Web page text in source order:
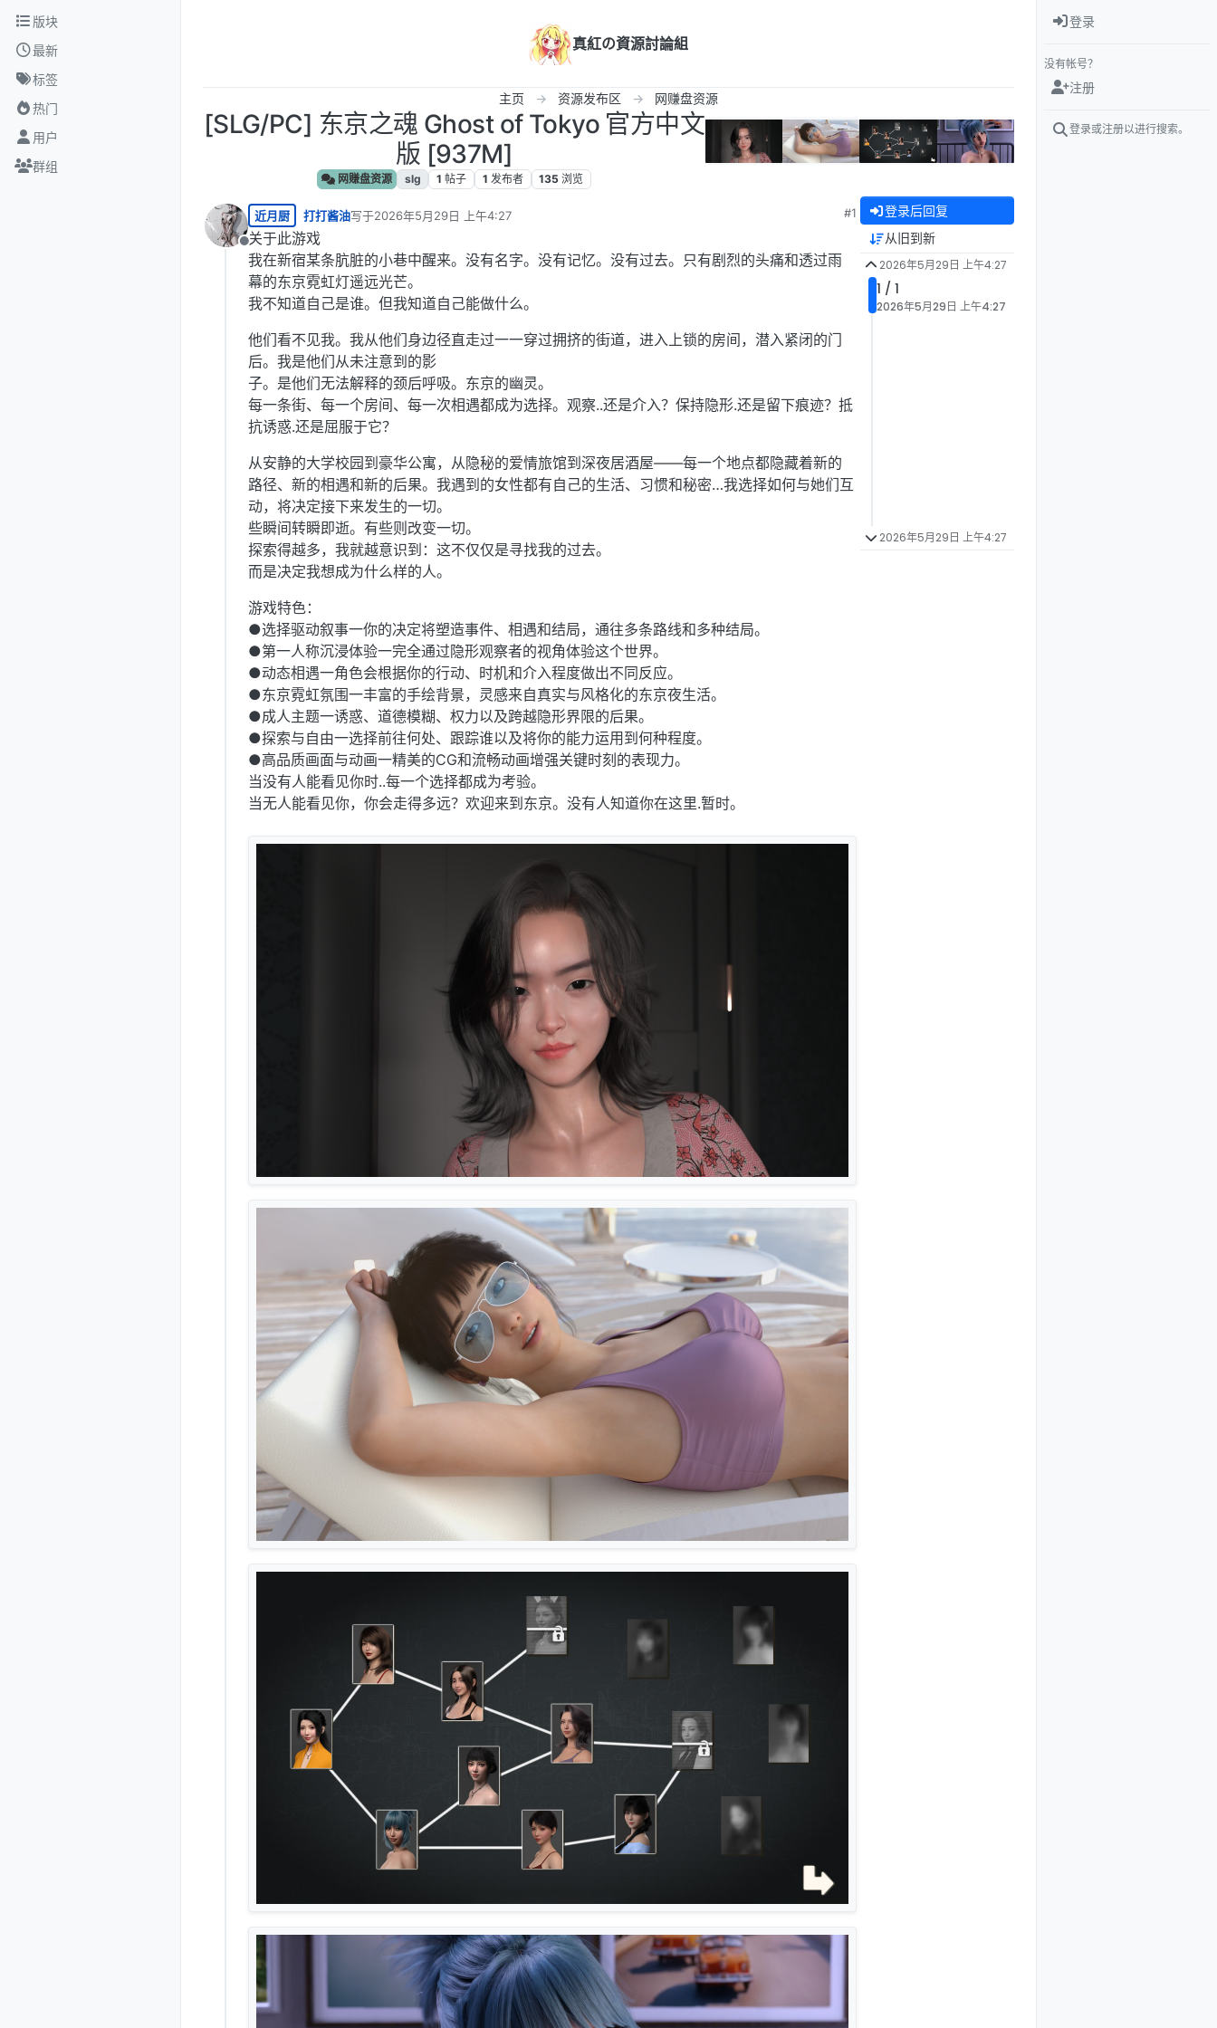
跳转至内容
版块
最新
标签
热门
用户
群组
真紅の資源討論組
主页 资源发布区 网赚盘资源
[SLG/PC] 东京之魂 Ghost of Tokyo 官方中文
版 [937M]
网赚盘资源 slg 1 帖子 1 发布者 135 浏览
离线
近月厨 打打酱油写于2026年5月29日 上午4:27
最后由 编辑
#1
关于此游戏
我在新宿某条肮脏的小巷中醒来。没有名字。没有记忆。没有过去。只有剧烈的头痛和透过雨
幕的东京霓虹灯遥远光芒。
我不知道自己是谁。但我知道自己能做什么。
他们看不见我。我从他们身边径直走过一一穿过拥挤的街道，进入上锁的房间，潜入紧闭的门
后。我是他们从未注意到的影
子。是他们无法解释的颈后呼吸。东京的幽灵。
每一条街、每一个房间、每一次相遇都成为选择。观察..还是介入？保持隐形.还是留下痕迹？抵
抗诱惑.还是屈服于它？
从安静的大学校园到豪华公寓，从隐秘的爱情旅馆到深夜居酒屋——每一个地点都隐藏着新的
路径、新的相遇和新的后果。我遇到的女性都有自己的生活、习惯和秘密…我选择如何与她们互
动，将决定接下来发生的一切。
些瞬间转瞬即逝。有些则改变一切。
探索得越多，我就越意识到：这不仅仅是寻找我的过去。
而是决定我想成为什么样的人。
游戏特色：
●选择驱动叙事一你的决定将塑造事件、相遇和结局，通往多条路线和多种结局。
●第一人称沉浸体验一完全通过隐形观察者的视角体验这个世界。
●动态相遇一角色会根据你的行动、时机和介入程度做出不同反应。
●东京霓虹氛围一丰富的手绘背景，灵感来自真实与风格化的东京夜生活。
●成人主题一诱惑、道德模糊、权力以及跨越隐形界限的后果。
●探索与自由一选择前往何处、跟踪谁以及将你的能力运用到何种程度。
●高品质画面与动画一精美的CG和流畅动画增强关键时刻的表现力。
当没有人能看见你时..每一个选择都成为考验。
当无人能看见你，你会走得多远？欢迎来到东京。没有人知道你在这里.暂时。
登录后回复
从旧到新
2026年5月29日 上午4:27
1 / 1
2026年5月29日 上午4:27
2026年5月29日 上午4:27
登录
没有帐号？
注册
登录或注册以进行搜索。